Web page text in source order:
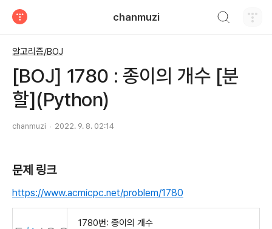
chanmuzi
알고리즘/BOJ
[BOJ] 1780 : 종이의 개수 [분
할](Python)
chanmuzi 2022. 9. 8. 02:14
문제 링크
https://www.acmicpc.net/problem/1780
1780번: 종이의 개수